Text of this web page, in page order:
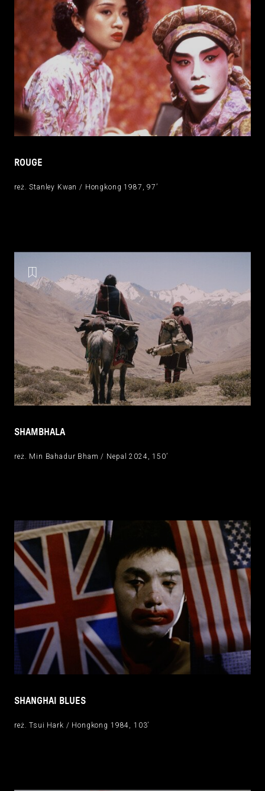
ROUGE
reż. Stanley Kwan / Hongkong 1987, 97’
SHAMBHALA
reż. Min Bahadur Bham / Nepal 2024, 150’
SHANGHAI BLUES
reż. Tsui Hark / Hongkong 1984, 103’